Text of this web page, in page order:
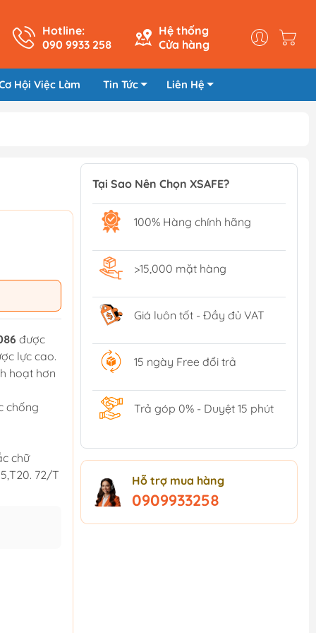
Hotline:
090 9933 258
Hệ thống
Cửa hàng
Hội Việc Làm Tin Tức Liên Hệ
được
lực cao.
hoạt hơn
chống
chữ
72/T
Tại Sao Nên Chọn XSAFE?
100% Hàng chính hãng
>15,000 mặt hàng
Giá luôn tốt - Đầy đủ VAT
15 ngày Free đổi trả
Trả góp 0% - Duyệt 15 phút
Hỗ trợ mua hàng
0909933258